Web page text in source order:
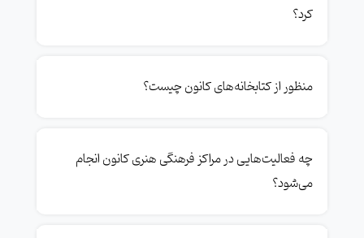
کرد؟
منظور از کتابخانه‌های کانون چیست؟
چه فعالیت‌هایی در مراکز فرهنگی هنری کانون انجام
می‌شود؟